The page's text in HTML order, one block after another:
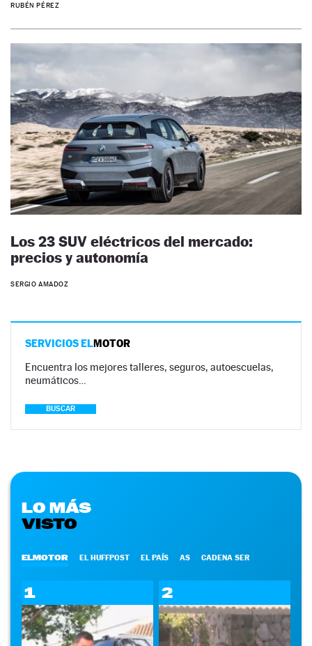
RUBÉN PÉREZ
Los 23 SUV eléctricos del mercado:
precios y autonomía
SERGIO AMADOZ
SERVICIOS ELMOTOR
Encuentra los mejores talleres, seguros, autoescuelas,
neumáticos…
BUSCAR
LO MÁS
VISTO
ELMOTOR EL HUFFPOST EL PAÍS AS CADENA SER
1 2